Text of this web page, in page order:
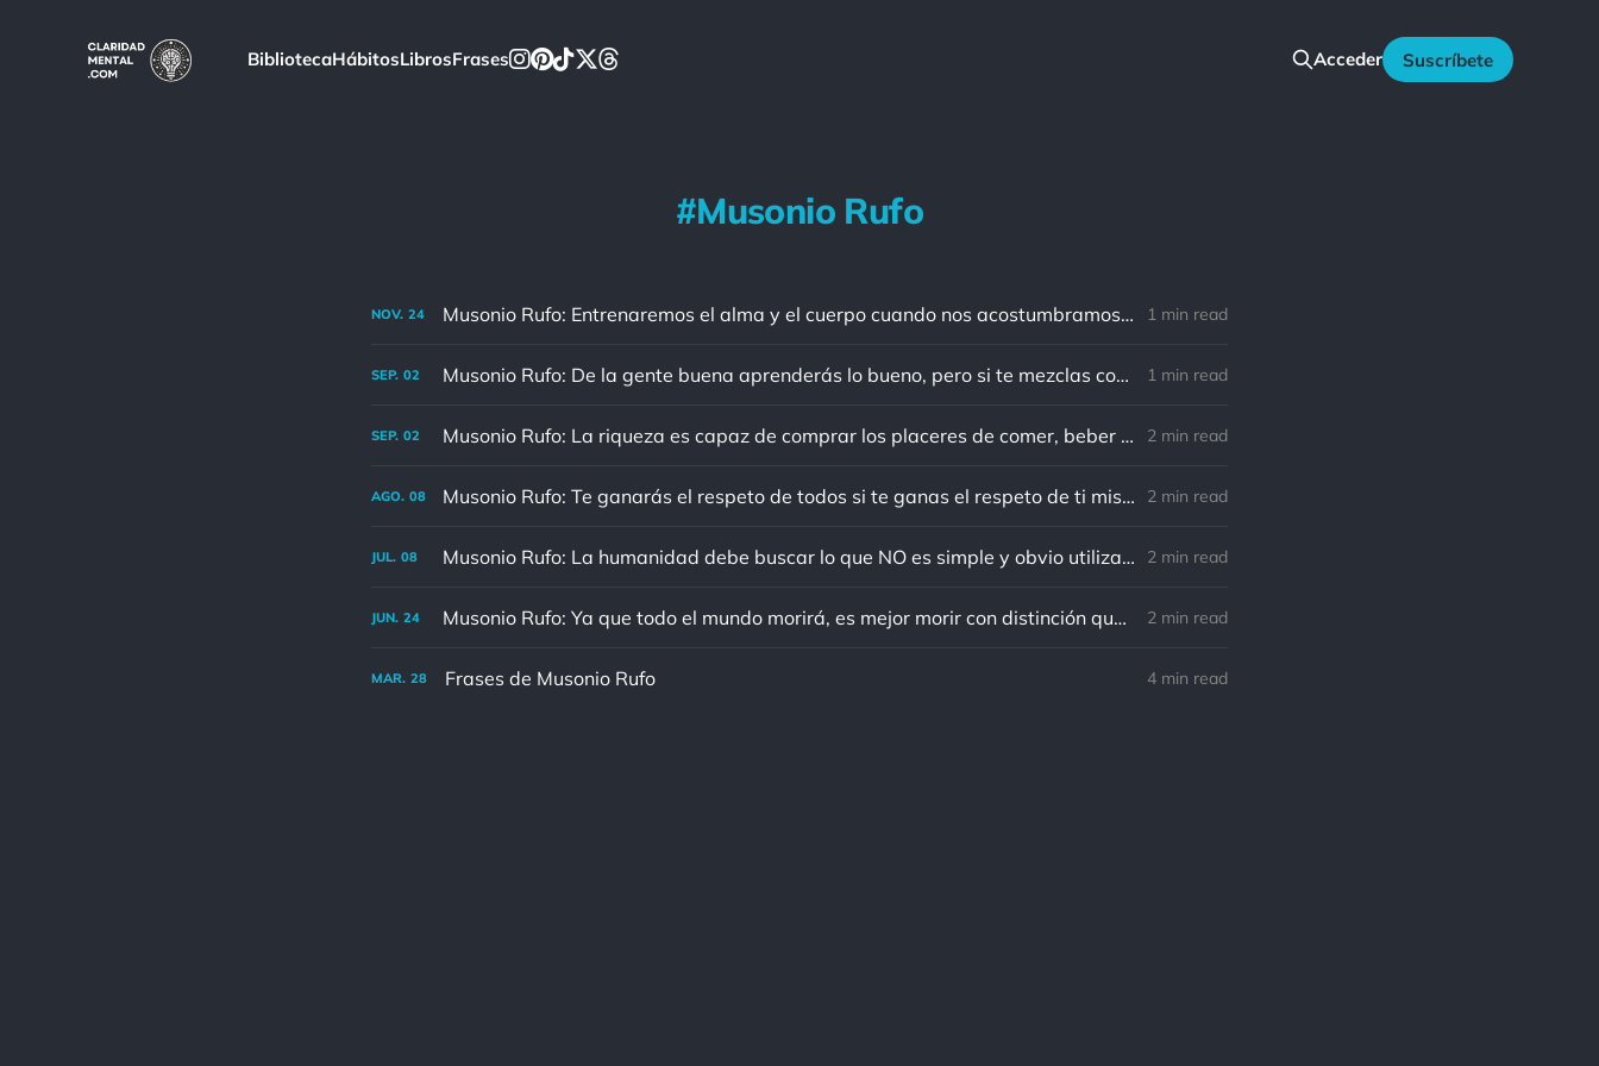
BibliotecaHábitosLibrosFrases Acceder Suscríbete
Musonio Rufo
NOV. 24 Musonio Rufo: Entrenaremos el alma y el cuerpo cuando nos acostumbramos al frío, el calor, la sed, el hambre, la dureza de la cama, la abstención de 1 min read
SEP. 02 Musonio Rufo: De la gente buena aprenderás lo bueno, pero si te mezclas con lo malo, destruirás el alma que tenías. 1 min read
SEP. 02 Musonio Rufo: La riqueza es capaz de comprar los placeres de comer, beber y otras actividades sexuales, pero nunca puede permitirse un espíritu alegr 2 min read
AGO. 08 Musonio Rufo: Te ganarás el respeto de todos si te ganas el respeto de ti mismo. No esperes a alentar las buenas acciones en personas conscientes de 2 min read
JUL. 08 Musonio Rufo: La humanidad debe buscar lo que NO es simple y obvio utilizando lo simple y obvio. 2 min read
JUN. 24 Musonio Rufo: Ya que todo el mundo morirá, es mejor morir con distinción que vivir mucho. 2 min read
MAR. 28 Frases de Musonio Rufo 4 min read